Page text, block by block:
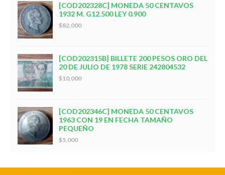
[COD202328C] MONEDA 50 CENTAVOS
1932 M. G12.500 LEY 0.900
$82,000
[COD202315B] BILLETE 200 PESOS ORO DEL
20 DE JULIO DE 1978 SERIE 242804532
$10,000
[COD202346C] MONEDA 50 CENTAVOS
1963 CON 19 EN FECHA TAMAÑO
PEQUEÑO
$5,000